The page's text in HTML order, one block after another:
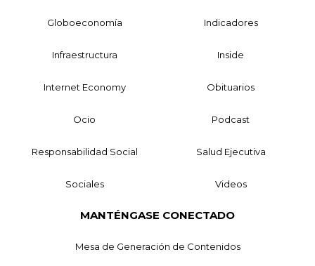
Globoeconomía Indicadores
Infraestructura Inside
Internet Economy Obituarios
Ocio Podcast
Responsabilidad Social Salud Ejecutiva
Sociales Videos
MANTÉNGASE CONECTADO
Mesa de Generación de Contenidos